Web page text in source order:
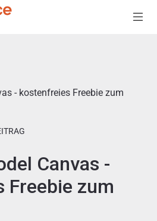
- kostenfreies Freebie zum
Canvas -
Freebie zum